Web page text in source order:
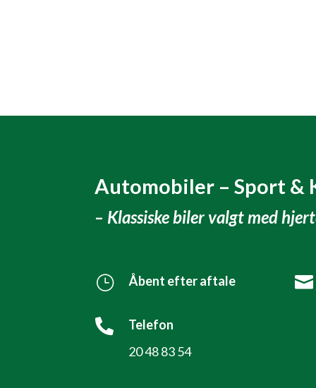
Automobiler – Sport &
– Klassiske biler valgt med
} Åbent efter aftale

Telefon
20 48 83 54
